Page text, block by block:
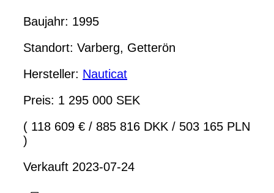
Baujahr: 1995
Standort: Varberg, Getterön
Hersteller: Nauticat
Preis: 1 295 000 SEK
( 118 609 € / 885 816 DKK / 503 165 PLN
)
Verkauft 2023-07-24